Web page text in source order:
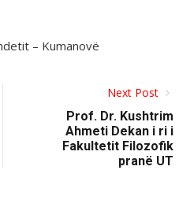
– Kumanovë
Next Post
Prof. Dr. Kushtrim
Ahmeti Dekan i ri i
Fakultetit Filozofik
pranë UT